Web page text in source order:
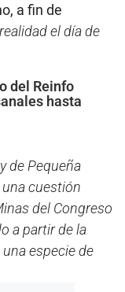
a fin de
el día de
del Reinfo
hasta
de Pequeña
cuestión
del Congreso
a partir de la
especie de